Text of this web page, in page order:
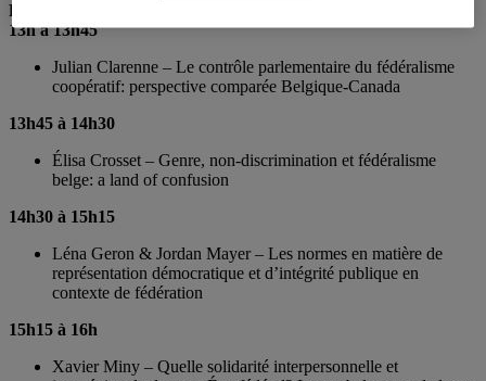
Programme détaillé
13h à 13h45
Julian Clarenne – Le contrôle parlementaire du fédéralisme
coopératif: perspective comparée Belgique-Canada
13h45 à 14h30
Élisa Crosset – Genre, non-discrimination et fédéralisme
belge: a land of confusion
14h30 à 15h15
Léna Geron & Jordan Mayer – Les normes en matière de
représentation démocratique et d’intégrité publique en
contexte de fédération
15h15 à 16h
Xavier Miny – Quelle solidarité interpersonnelle et